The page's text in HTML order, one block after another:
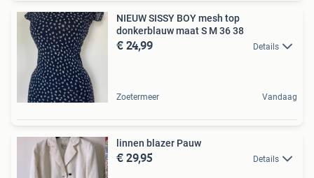
NIEUW SISSY BOY mesh top
donkerblauw maat S M 36 38
€ 24,99 Details
Zoetermeer Vandaag
linnen blazer Pauw
€ 29,95 Details